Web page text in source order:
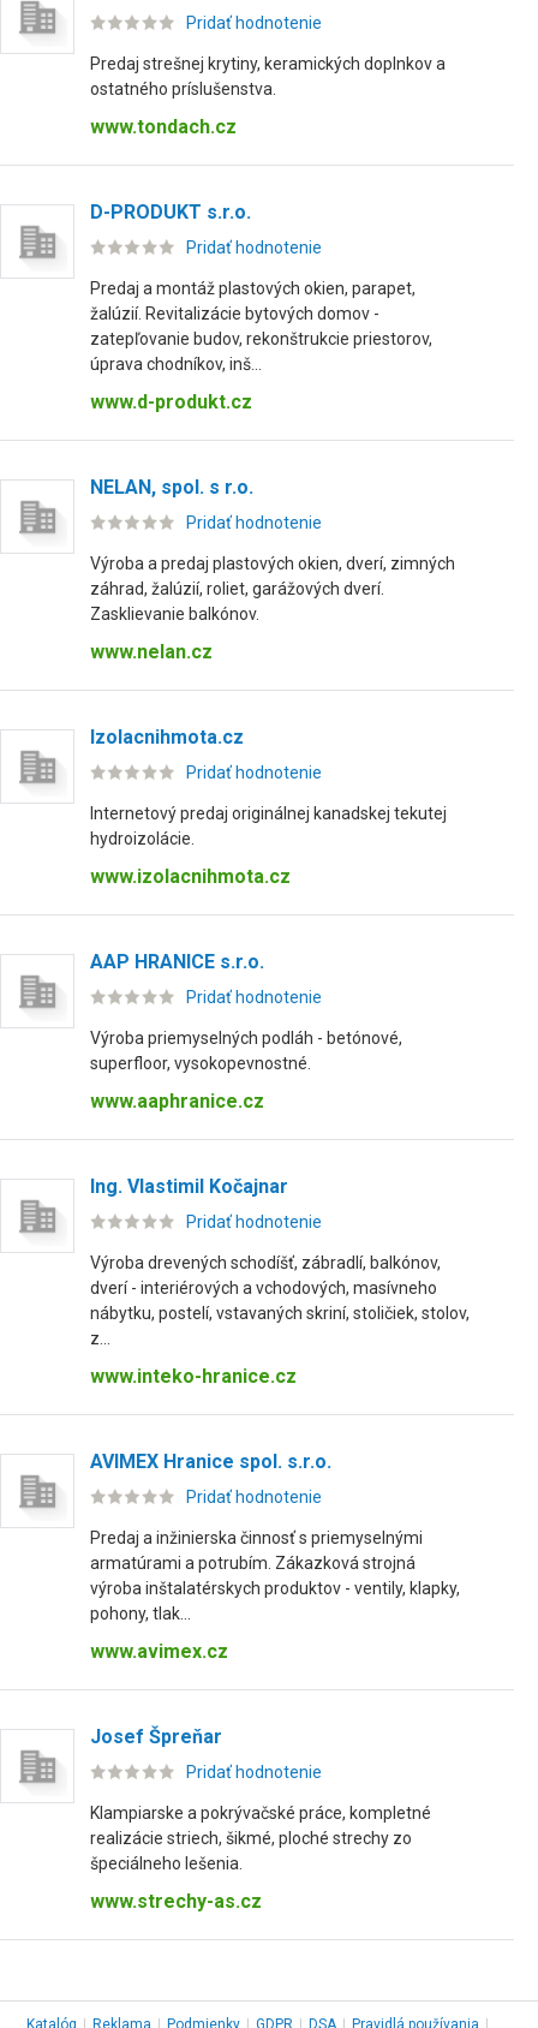
Pridať hodnotenie
Predaj strešnej krytiny, keramických doplnkov a
ostatného príslušenstva.
www.tondach.cz
D-PRODUKT s.r.o.
Pridať hodnotenie
Predaj a montáž plastových okien, parapet,
žalúzií. Revitalizácie bytových domov -
zatepľovanie budov, rekonštrukcie priestorov,
úprava chodníkov, inš...
www.d-produkt.cz
NELAN, spol. s r.o.
Pridať hodnotenie
Výroba a predaj plastových okien, dverí, zimných
záhrad, žalúzií, roliet, garážových dverí.
Zasklievanie balkónov.
www.nelan.cz
Izolacnihmota.cz
Pridať hodnotenie
Internetový predaj originálnej kanadskej tekutej
hydroizolácie.
www.izolacnihmota.cz
AAP HRANICE s.r.o.
Pridať hodnotenie
Výroba priemyselných podláh - betónové,
superfloor, vysokopevnostné.
www.aaphranice.cz
Ing. Vlastimil Kočajnar
Pridať hodnotenie
Výroba drevených schodíšť, zábradlí, balkónov,
dverí - interiérových a vchodových, masívneho
nábytku, postelí, vstavaných skriní, stoličiek, stolov,
z...
www.inteko-hranice.cz
AVIMEX Hranice spol. s.r.o.
Pridať hodnotenie
Predaj a inžinierska činnosť s priemyselnými
armatúrami a potrubím. Zákazková strojná
výroba inštalatérskych produktov - ventily, klapky,
pohony, tlak...
www.avimex.cz
Josef Špreňar
Pridať hodnotenie
Klampiarske a pokrývačské práce, kompletné
realizácie striech, šikmé, ploché strechy zo
špeciálneho lešenia.
www.strechy-as.cz
Katalóg Reklama Podmienky GDPR DSA Pravidlá používania